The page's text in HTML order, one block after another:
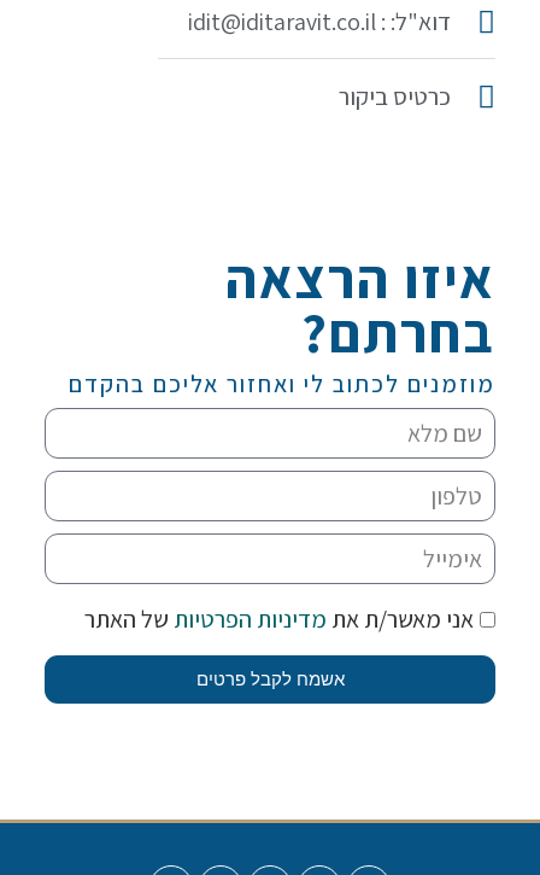
איזו הרצאה
בחרתם?
מוזמנים לכתוב לי ואחזור אליכם בהקדם
אני מאשר/ת את מדיניות הפרטיות של האתר
אשמח לקבל פרטים
דוא"ל: : idit@iditaravit.co.il
כרטיס ביקור